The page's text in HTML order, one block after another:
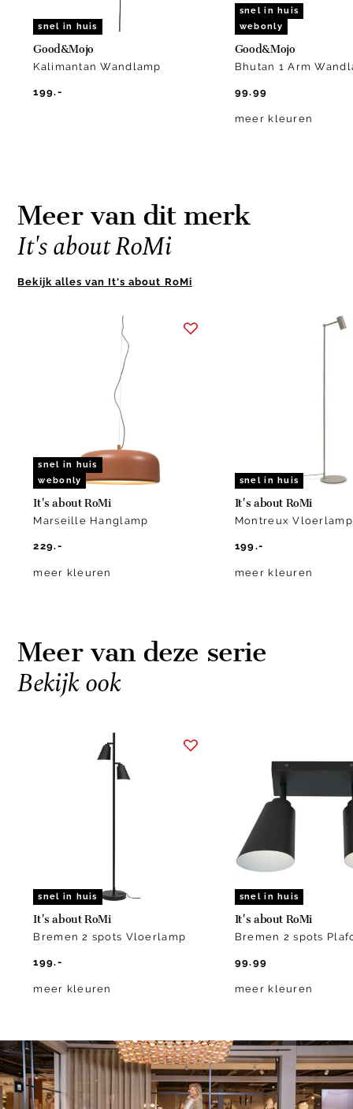
snel in huis
Good&Mojo
Kalimantan Wandlamp
199.-
snel in huis
webonly
Good&Mojo
Bhutan 1 Arm
99.99
meer kleuren
Meer van dit merk
It's about RoMi
Bekijk alles van It's about RoMi
snel in huis
webonly
It's about RoMi
Marseille Hanglamp
229.-
meer kleuren
snel in huis
It's about RoMi
Montreux Vloerlamp
199.-
meer kleuren
Meer van deze serie
Bekijk ook
snel in huis
It's about RoMi
Bremen 2 spots Vloerlamp
199.-
meer kleuren
snel in huis
It's about RoMi
Bremen 2 spots
99.99
meer kleuren